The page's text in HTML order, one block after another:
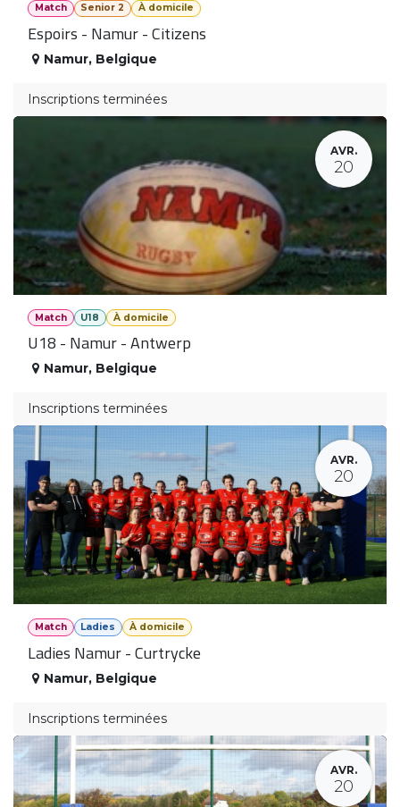
Match Senior 2 À domicile
Espoirs - Namur - Citizens
Namur, Belgique
Inscriptions terminées
AVR.
20
Match U18 À domicile
U18 - Namur - Antwerp
Namur, Belgique
Inscriptions terminées
AVR.
20
Match Ladies À domicile
Ladies Namur - Curtrycke
Namur, Belgique
Inscriptions terminées
AVR.
20